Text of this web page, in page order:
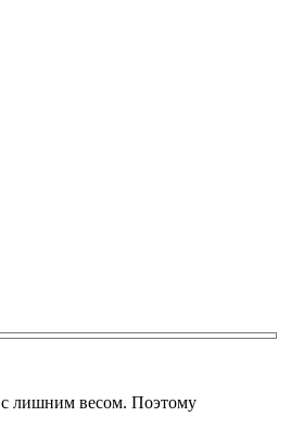
с лишним весом. Поэтому